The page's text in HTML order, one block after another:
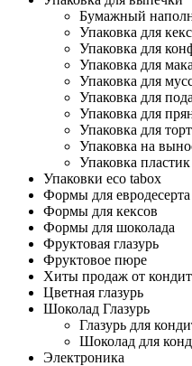
Бумажный
Упаковка для
Упаковка для
Упаковка для
Упаковка для
Упаковка для
Упаковка для
Упаковка для
Упаковка на
Упаковка пластик
Упаковки eco tabox
Формы для евродесерта
Формы для кексов
Формы для шоколада
Фруктовая глазурь
Фруктовое пюре
Хиты продаж от
Цветная глазурь
Шоколад Глазурь
Глазурь для
Шоколад для
Электроника